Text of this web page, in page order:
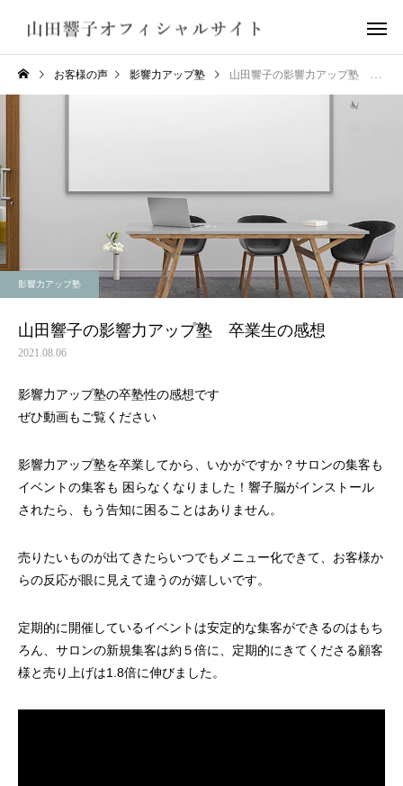
お客様の声 影響力アップ塾 山田響子の影響力アップ塾 卒業生の感想
影響力アップ塾
山田響子の影響力アップ塾 卒業生の感想
2021.08.06
影響力アップ塾の卒塾性の感想です
ぜひ動画もご覧ください
影響力アップ塾を卒業してから、いかがですか？サロンの集客も
イベントの集客も 困らなくなりました！響子脳がインストール
されたら、もう告知に困ることはありません。
売りたいものが出てきたらいつでもメニュー化できて、お客様か
らの反応が眼に見えて違うのが嬉しいです。
定期的に開催しているイベントは安定的な集客ができるのはもち
ろん、サロンの新規集客は約５倍に、定期的にきてくださる顧客
様と売り上げは1.8倍に伸びました。